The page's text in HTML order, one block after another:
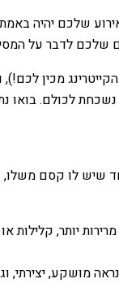
שלכם יהיה באמת
שלכם לדבר על
מכין לכם!),
נשכחת לכולם.
לו קסם משלו,
יותר,
מושקע,